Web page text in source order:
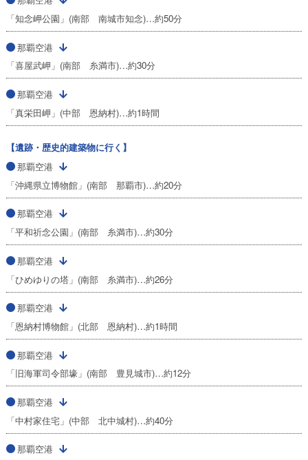
「知念岬公園」(南部 南城市知念)…約50分
那覇空港
「喜屋武岬」(南部 糸満市)…約30分
那覇空港
「真栄田岬」(中部 恩納村)…約1時間
【遺跡・歴史的建築物に行く】
那覇空港
「沖縄県立博物館」(南部 那覇市)…約20分
那覇空港
「平和祈念公園」(南部 糸満市)…約30分
那覇空港
「ひめゆりの塔」(南部 糸満市)…約26分
那覇空港
「恩納村博物館」(北部 恩納村)…約1時間
那覇空港
「旧海軍司令部壕」(南部 豊見城市)…約12分
那覇空港
「中村家住宅」(中部 北中城村)…約40分
那覇空港